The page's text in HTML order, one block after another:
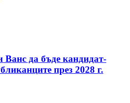
да бъде кандидат-
през 2028 г.